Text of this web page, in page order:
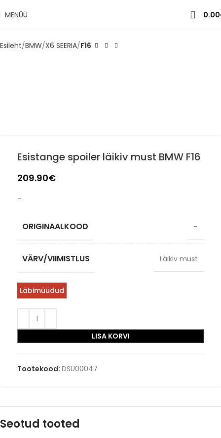
MENÜÜ 0.00
Esileht BMW X6 SEERIA F16
Esistange spoiler läikiv must BMW F16
209.90€
–
ORIGINAALKOOD –
VÄRV/VIIMISTLUS Läikiv must
Läbimüüdud
LISA KORVI
Tootekood: DSU00047
Seotud tooted